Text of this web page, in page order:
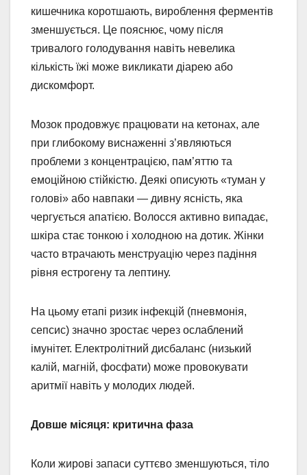
кишечника коротшають, вироблення ферментів
зменшується. Це пояснює, чому після
тривалого голодування навіть невелика
кількість їжі може викликати діарею або
дискомфорт.
Мозок продовжує працювати на кетонах, але
при глибокому виснаженні з’являються
проблеми з концентрацією, пам’яттю та
емоційною стійкістю. Деякі описують «туман у
голові» або навпаки — дивну ясність, яка
чергується апатією. Волосся активно випадає,
шкіра стає тонкою і холодною на дотик. Жінки
часто втрачають менструацію через падіння
рівня естрогену та лептину.
На цьому етапі ризик інфекцій (пневмонія,
сепсис) значно зростає через ослаблений
імунітет. Електролітний дисбаланс (низький
калій, магній, фосфати) може провокувати
аритмії навіть у молодих людей.
Довше місяця: критична фаза
Коли жирові запаси суттєво зменшуються, тіло